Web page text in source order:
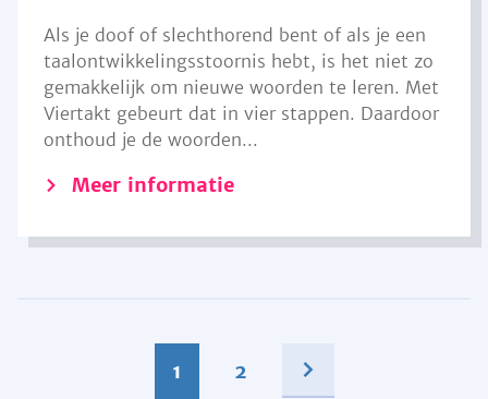
Als je doof of slechthorend bent of als je een
taalontwikkelingsstoornis hebt, is het niet zo
gemakkelijk om nieuwe woorden te leren. Met
Viertakt gebeurt dat in vier stappen. Daardoor
onthoud je de woorden...
Meer informatie
1 2